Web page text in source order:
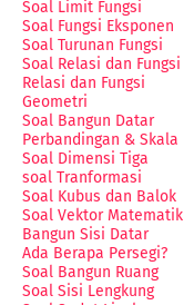
Soal Limit Fungsi
Soal Fungsi Eksponen
Soal Turunan Fungsi
Soal Relasi dan Fungsi
Relasi dan Fungsi
Geometri
Soal Bangun Datar
Perbandingan & Skala
Soal Dimensi Tiga
soal Tranformasi
Soal Kubus dan Balok
Soal Vektor Matematik
Bangun Sisi Datar
Ada Berapa Persegi?
Soal Bangun Ruang
Soal Sisi Lengkung